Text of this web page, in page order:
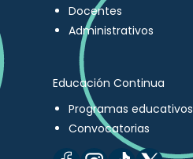
Docentes
Administrativos
Educación Continua
Programas educativos
Convocatorias